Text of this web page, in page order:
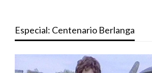
Especial: Centenario Berlanga